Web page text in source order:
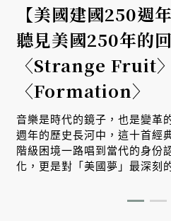
【美國建國250週
聽見美國250年的
〈Strange Fruit
〈Formation〉
音樂是時代的鏡子，也是變革
週年的歷史長河中，這十首經
階級困境一路唱到當代的身份
化，更是對「美國夢」最深刻
扎、對話並重塑自我的漫長旅